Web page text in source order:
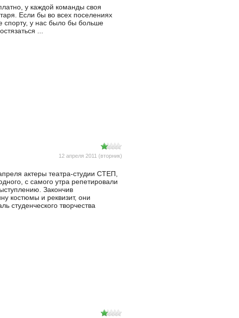
у каждой команды своя
Если бы во всех поселениях
спорту, у нас было бы больше
...
12 апреля 2011 (вторник)
актеры театра-студии СТЕП,
с самого утра репетировали
Закончив
костюмы и реквизит, они
студенческого творчества